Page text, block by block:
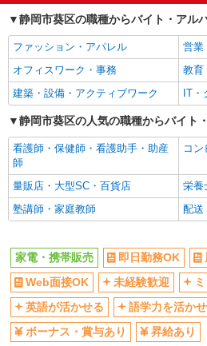
交通費支給
社会
社員登用あり
静岡市葵区の職種からバイト・アル
ファッション・アパレル
営業
オフィスワーク・事務
教育
建築・設備・アクティブワーク
IT
静岡市葵区の人気の職種からバイト
看護師・保健師・看護助手・助産
師
コン
量販店・大型SC・百貨店
栄養
塾講師・家庭教師
配送
家電・携帯販売 即日勤務OK
Web面接OK
未経験歓迎
英語が活かせる
語学力を活か
ボーナス・賞与あり
昇給あり